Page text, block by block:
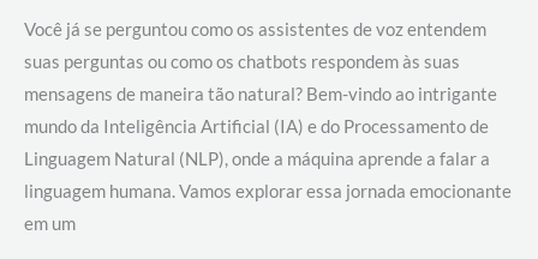
Você já se perguntou como os assistentes de voz entendem
suas perguntas ou como os chatbots respondem às suas
mensagens de maneira tão natural? Bem-vindo ao intrigante
mundo da Inteligência Artificial (IA) e do Processamento de
Linguagem Natural (NLP), onde a máquina aprende a falar a
linguagem humana. Vamos explorar essa jornada emocionante
em um